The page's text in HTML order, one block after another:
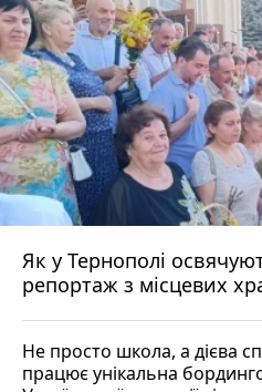
Як у Тернополі
репортаж з місцевих
Не просто школа, а дієва
працює унікальна